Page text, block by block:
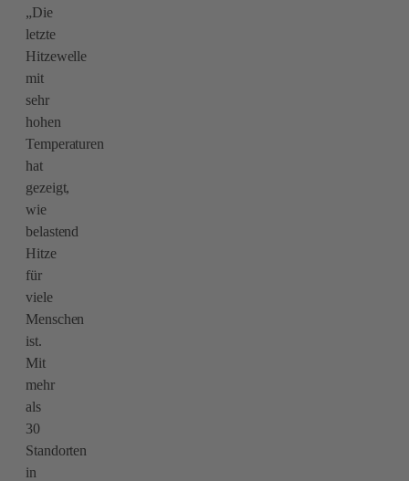
„Die
letzte
Hitzewelle
mit
sehr
hohen
Temperaturen
hat
gezeigt,
wie
belastend
Hitze
für
viele
Menschen
ist.
Mit
mehr
als
30
Standorten
in